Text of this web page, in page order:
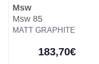
Msw
Msw 85
MATT GRAPHITE
183,70€